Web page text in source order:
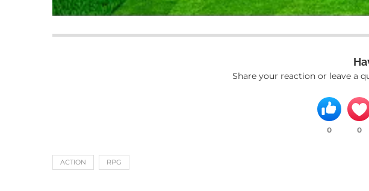
Share your reaction or leave a
0 0
ACTION RPG